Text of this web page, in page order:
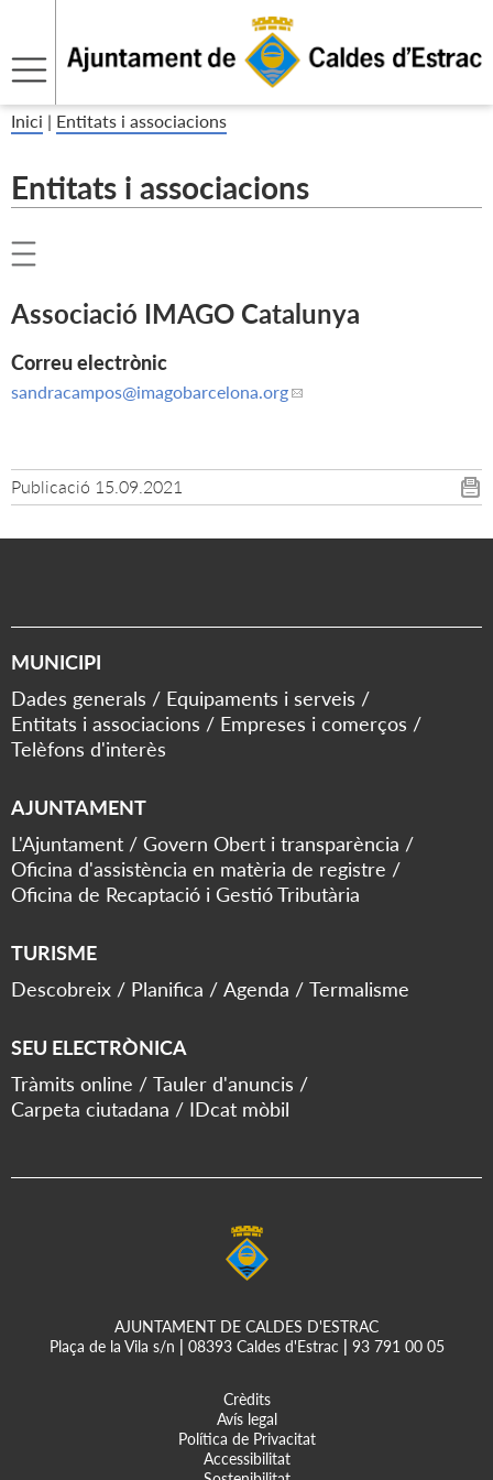
Inici | Entitats i associacions
Entitats i associacions
Associació IMAGO Catalunya
Correu electrònic
sandracampos@imagobarcelona.org
Publicació 15.09.2021
MUNICIPI
Dades generals
Equipaments i serveis
Entitats i associacions
Empreses i comerços
Telèfons d'interès
AJUNTAMENT
L'Ajuntament
Govern Obert i transparència
Oficina d'assistència en matèria de registre
Oficina de Recaptació i Gestió Tributària
TURISME
Descobreix
Planifica Agenda Termalisme
SEU ELECTRÒNICA
Tràmits online
Tauler d'anuncis
Carpeta ciutadana
IDcat mòbil
AJUNTAMENT DE CALDES D'ESTRAC
Plaça de la Vila s/n
08393 Caldes d'Estrac 93 791 00 05
Crèdits
Avís legal
Política de Privacitat
Accessibilitat